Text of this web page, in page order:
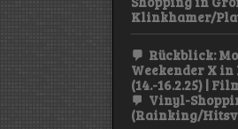
Klinkhamer/
Rückblick:
Weekender X
(14.-16.2.25) |
Vinyl-
(Rainking/